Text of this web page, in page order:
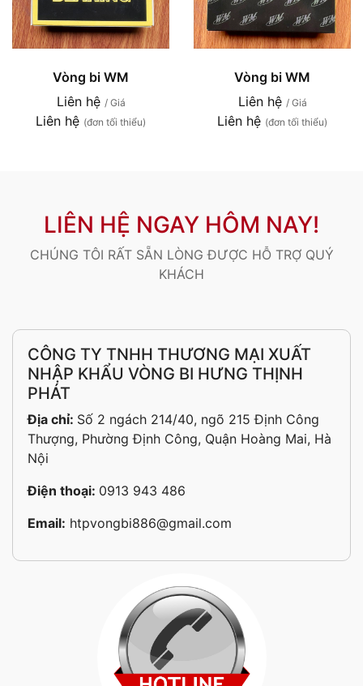
Vòng bi WM
Liên hệ / Giá
Liên hệ (đơn tối thiểu)
Vòng bi WM
Liên hệ / Giá
Liên hệ (đơn tối thiểu)
LIÊN HỆ NGAY HÔM NAY!
CHÚNG TÔI RẤT SẴN LÒNG ĐƯỢC HỖ TRỢ QUÝ
KHÁCH
CÔNG TY TNHH THƯƠNG MẠI XUẤT
NHẬP KHẨU VÒNG BI HƯNG THỊNH
PHÁT
Địa chỉ: Số 2 ngách 214/40, ngõ 215 Định Công
Thượng, Phường Định Công, Quận Hoàng Mai, Hà
Nội
Điện thoại: 0913 943 486
Email: htpvongbi886@gmail.com